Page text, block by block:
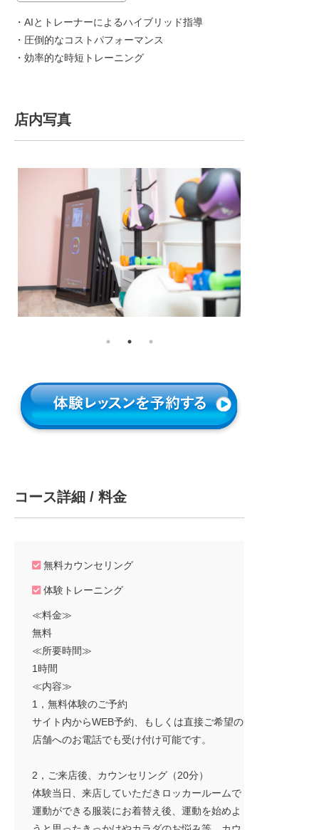
・AIとトレーナーによるハイブリッド指導
・圧倒的なコストパフォーマンス
・効率的な時短トレーニング
店内写真
コース詳細 / 料金
無料カウンセリング
体験トレーニング
≪料金≫
無料
≪所要時間≫
1時間
≪内容≫
1，無料体験のご予約
サイト内からWEB予約、もしくは直接ご希望の
店舗へのお電話でも受け付け可能です。
2，ご来店後、カウンセリング（20分）
体験当日、来店していただきロッカールームで
運動ができる服装にお着替え後、運動を始めよ